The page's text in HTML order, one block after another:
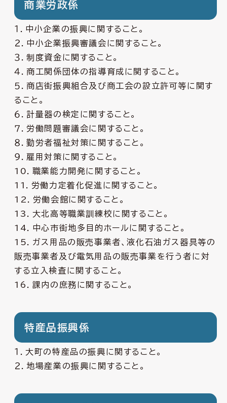
商業労政係
１．中小企業の振興に関すること。
２．中小企業振興審議会に関すること。
３．制度資金に関すること。
４．商工関係団体の指導育成に関すること。
５．商店街振興組合及び商工会の設立許可等に関す
ること。
６．計量器の検定に関すること。
７．労働問題審議会に関すること。
８．勤労者福祉対策に関すること。
９．雇用対策に関すること。
10．職業能力開発に関すること。
11．労働力定着化促進に関すること。
12．労働会館に関すること。
13．大北高等職業訓練校に関すること。
14．中心市街地多目的ホールに関すること。
15．ガス用品の販売事業者、液化石油ガス器具等の
販売事業者及び電気用品の販売事業を行う者に対
する立入検査に関すること。
16．課内の庶務に関すること。
特産品振興係
１．大町の特産品の振興に関すること。
２．地場産業の振興に関すること。